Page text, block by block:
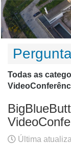
Todas as
Última